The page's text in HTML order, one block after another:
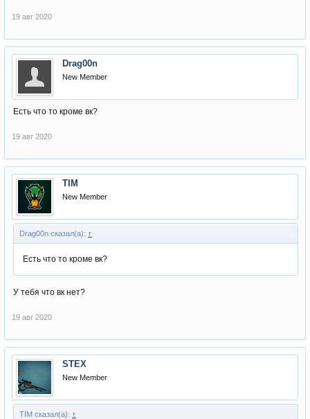
19 авг 2020
Drag00n
New Member
Есть что то кроме вк?
19 авг 2020
TIM
New Member
Drag00n сказал(а): ↑
Есть что то кроме вк?
У тебя что вк нет?
19 авг 2020
STEX
New Member
TIM сказал(а): ↑